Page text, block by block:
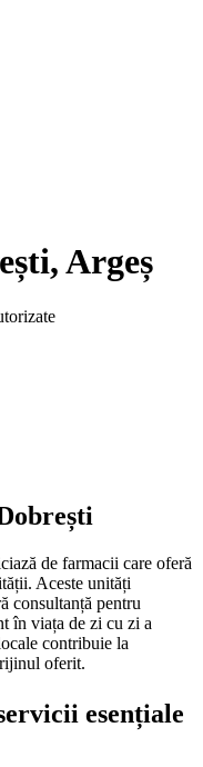
Argeș
de farmacii care oferă
Aceste unități
consultanță pentru
în viața de zi cu zi a
contribuie la
oferit.
esențiale